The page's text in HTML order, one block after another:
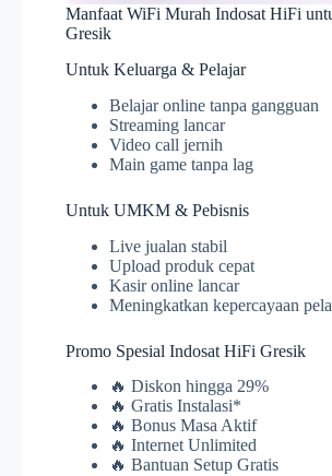
Manfaat WiFi Murah Indosat HiFi
Gresik
Untuk Keluarga & Pelajar
Belajar online tanpa gangguan
Streaming lancar
Video call jernih
Main game tanpa lag
Untuk UMKM & Pebisnis
Live jualan stabil
Upload produk cepat
Kasir online lancar
Meningkatkan kepercayaan
Promo Spesial Indosat HiFi Gresik
🔥 Diskon hingga 29%
🔥 Gratis Instalasi*
🔥 Bonus Masa Aktif
🔥 Internet Unlimited
🔥 Bantuan Setup Gratis